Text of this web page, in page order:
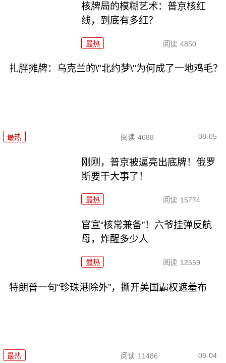
核牌局的模糊艺术：普京核红
线，到底有多红？
最热 阅读 4850
扎胖摊牌：乌克兰的\"北约梦\"为何成了一地鸡毛？
最热 阅读 4688 08-05
刚刚，普京被逼亮出底牌！俄罗
斯要干大事了！
最热 阅读 15774
官宣“核常兼备”！六爷挂弹反航
母，炸醒多少人
最热 阅读 12559
特朗普一句“珍珠港除外”，撕开美国霸权遮羞布
最热 阅读 11486 08-04